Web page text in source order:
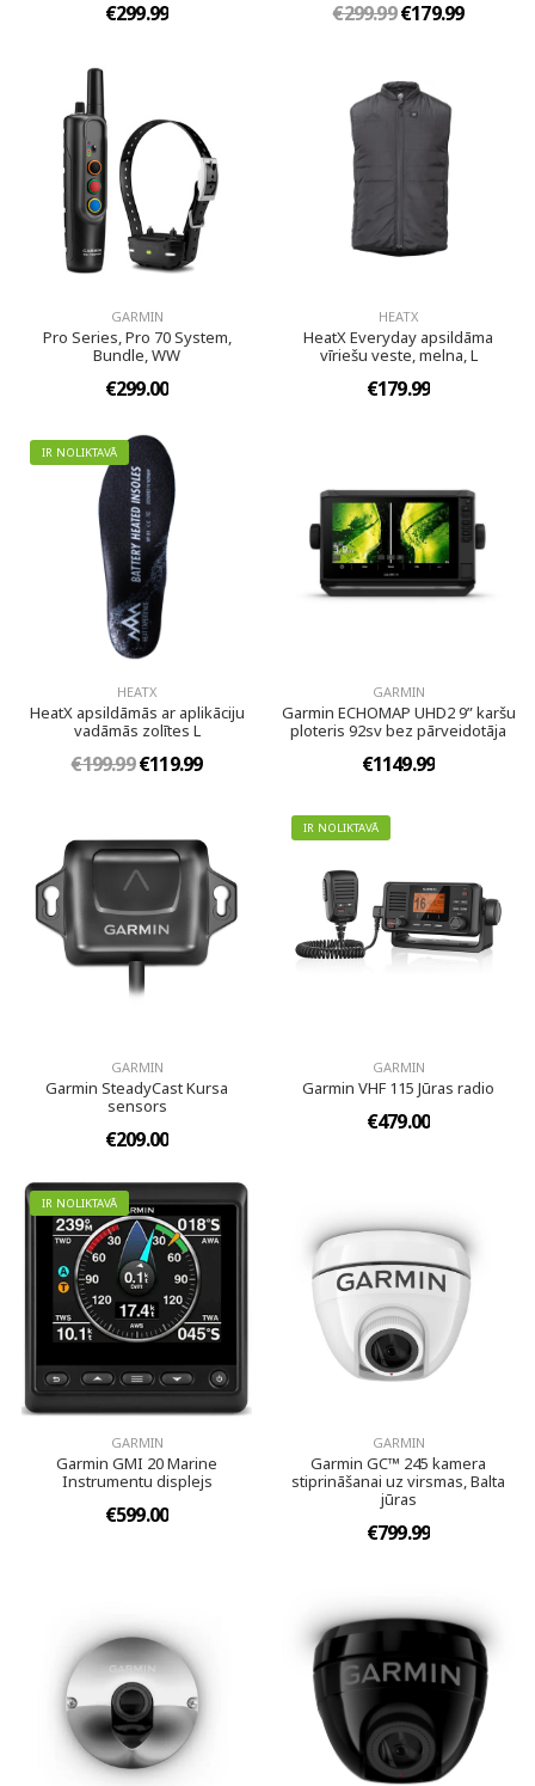
€299.99 €299.99€179.99
GARMIN
Pro Series, Pro 70 System,
Bundle, WW
€299.00
HEATX
HeatX Everyday apsildāma
vīriešu veste, melna, L
€179.99
IR NOLIKTAVĀ
HEATX
HeatX apsildāmās ar aplikāciju
vadāmās zolītes L
€199.99€119.99
GARMIN
Garmin ECHOMAP UHD2 9” karšu
ploteris 92sv bez pārveidotāja
€1149.99
GARMIN
Garmin SteadyCast Kursa
sensors
€209.00
IR NOLIKTAVĀ
GARMIN
Garmin VHF 115 Jūras radio
€479.00
IR NOLIKTAVĀ
GARMIN
Garmin GMI 20 Marine
Instrumentu displejs
€599.00
GARMIN
Garmin GC™ 245 kamera
stiprināšanai uz virsmas, Balta
jūras
€799.99